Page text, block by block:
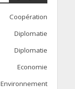
Coopération
Diplomatie
Diplomatie
Economie
Environnement